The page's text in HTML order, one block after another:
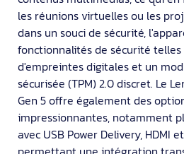
les réunions virtuelles ou les
dans un souci de sécurité,
fonctionnalités de sécurité
d'empreintes digitales et un
sécurisée (TPM) 2.0 discret. Le
Gen 5 offre également des
impressionnantes, notamment
avec USB Power Delivery, HDMI